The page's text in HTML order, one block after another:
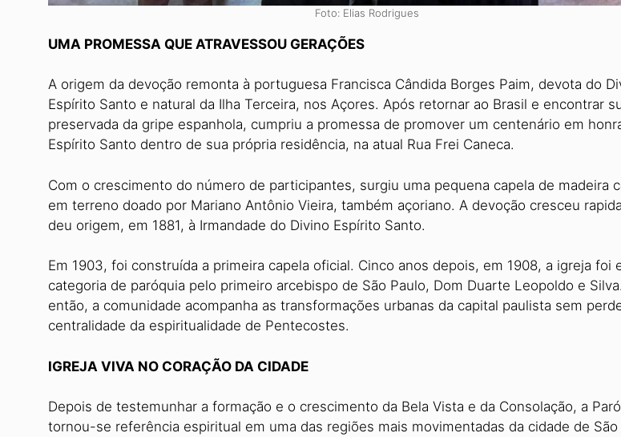
Foto: Elias Rodrigues
UMA PROMESSA QUE ATRAVESSOU GERAÇÕES
A origem da devoção remonta à portuguesa Francisca Cândida Borges Paim, devota do
Espírito Santo e natural da Ilha Terceira, nos Açores. Após retornar ao Brasil e encontrar
preservada da gripe espanhola, cumpriu a promessa de promover um centenário em
Espírito Santo dentro de sua própria residência, na atual Rua Frei Caneca.
Com o crescimento do número de participantes, surgiu uma pequena capela de madeira
em terreno doado por Mariano Antônio Vieira, também açoriano. A devoção cresceu
deu origem, em 1881, à Irmandade do Divino Espírito Santo.
Em 1903, foi construída a primeira capela oficial. Cinco anos depois, em 1908, a igreja foi
categoria de paróquia pelo primeiro arcebispo de São Paulo, Dom Duarte Leopoldo e
então, a comunidade acompanha as transformações urbanas da capital paulista sem
centralidade da espiritualidade de Pentecostes.
IGREJA VIVA NO CORAÇÃO DA CIDADE
Depois de testemunhar a formação e o crescimento da Bela Vista e da Consolação, a
tornou-se referência espiritual em uma das regiões mais movimentadas da cidade de São